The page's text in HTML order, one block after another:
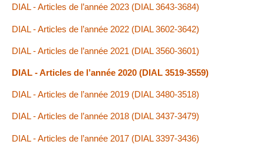
DIAL - Articles de l’année 2023 (DIAL 3643-3684)
DIAL - Articles de l’année 2022 (DIAL 3602-3642)
DIAL - Articles de l’année 2021 (DIAL 3560-3601)
DIAL - Articles de l’année 2020 (DIAL 3519-3559)
DIAL - Articles de l’année 2019 (DIAL 3480-3518)
DIAL - Articles de l’année 2018 (DIAL 3437-3479)
DIAL - Articles de l’année 2017 (DIAL 3397-3436)